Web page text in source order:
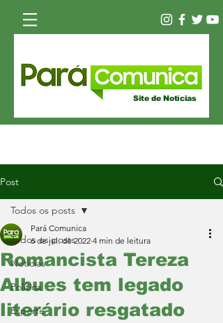
Site de Notícias
Post
Todos os posts
Notícias
Política
Esporte
Todos os posts
Romancista Tereza
Albues tem legado
literário resgatado
Pará Comunica
6 de jul. de 2022 4 min de leitura